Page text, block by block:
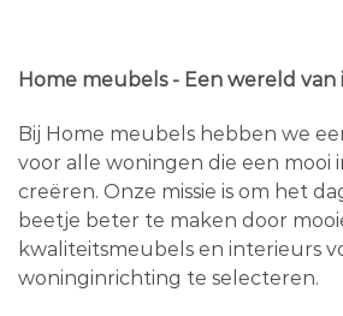
Home meubels - Een wereld
Bij Home meubels hebben we
voor alle woningen die een
creëren. Onze missie is om het
beetje beter te maken door
kwaliteitsmeubels en interieurs
woninginrichting te selecteren.